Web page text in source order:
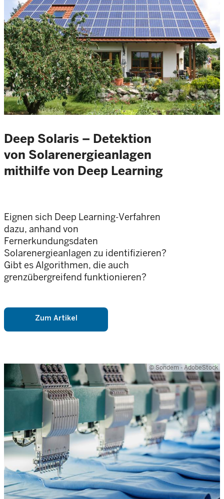
Deep Solaris – Detektion
von Solarenergieanlagen
mithilfe von Deep Learning
Eignen sich Deep Learning-Verfahren
dazu, anhand von
Fernerkundungsdaten
Solarenergieanlagen zu identifizieren?
Gibt es Algorithmen, die auch
grenzübergreifend funktionieren?
Zum Artikel
© Sondem - AdobeStock